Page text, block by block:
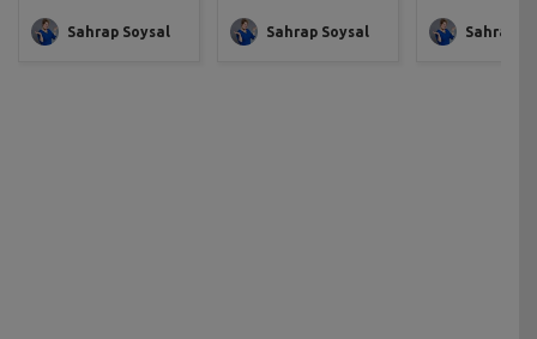
Sahrap Soysal Sahrap Soysal Sahrap